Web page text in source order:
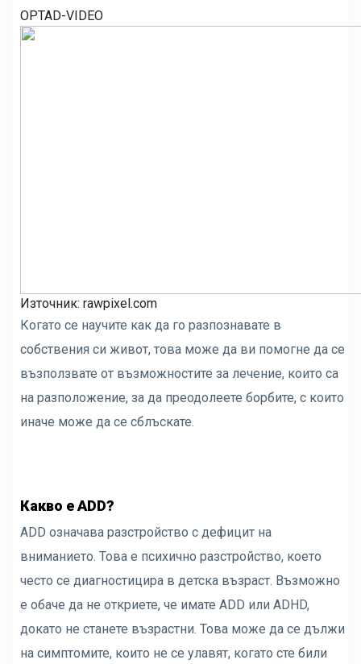
OPTAD-VIDEO
Източник: rawpixel.com
Когато се научите как да го разпознавате в
собствения си живот, това може да ви помогне да се
възползвате от възможностите за лечение, които са
на разположение, за да преодолеете борбите, с които
иначе може да се сблъскате.
Какво е ADD?
ADD означава разстройство с дефицит на
вниманието. Това е психично разстройство, което
често се диагностицира в детска възраст. Възможно
е обаче да не откриете, че имате ADD или ADHD,
докато не станете възрастни. Това може да се дължи
на симптомите, които не се улавят, когато сте били